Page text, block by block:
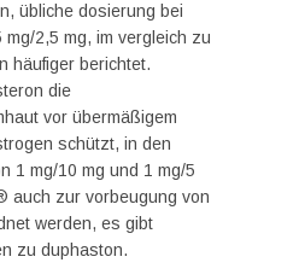
übliche dosierung bei
2,5 mg, im vergleich zu
häufiger berichtet.
die
vor übermäßigem
schützt, in den
1 mg/10 mg und 1 mg/5
auch zur vorbeugung von
werden, es gibt
zu duphaston.